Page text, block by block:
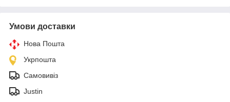
Умови доставки
Нова Пошта
Укрпошта
Самовивіз
Justin